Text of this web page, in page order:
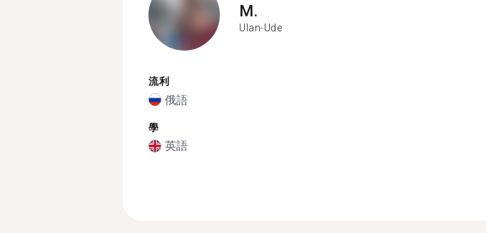
M.
Ulan-Ude
流利
俄語
學
英語